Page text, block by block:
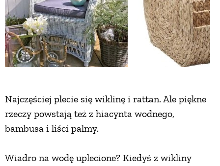
Najczęściej plecie się wiklinę i rattan. Ale piękne
rzeczy powstają też z hiacynta wodnego,
bambusa i liści palmy.
Wiadro na wodę uplecione? Kiedyś z wikliny
DLA DOMU
EKO ŻYCIE
ZWIERZĘTA DOMOWE